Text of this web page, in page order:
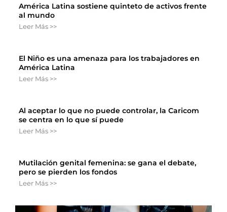
América Latina sostiene quinteto de activos frente
al mundo
Leer Más >>
El Niño es una amenaza para los trabajadores en
América Latina
Leer Más >>
Al aceptar lo que no puede controlar, la Caricom
se centra en lo que sí puede
Leer Más >>
Mutilación genital femenina: se gana el debate,
pero se pierden los fondos
Leer Más >>